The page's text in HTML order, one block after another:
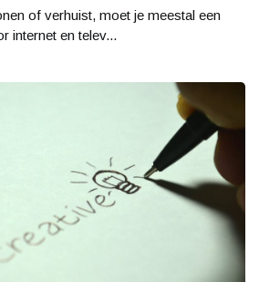
of verhuist, moet je meestal een
internet en telev...